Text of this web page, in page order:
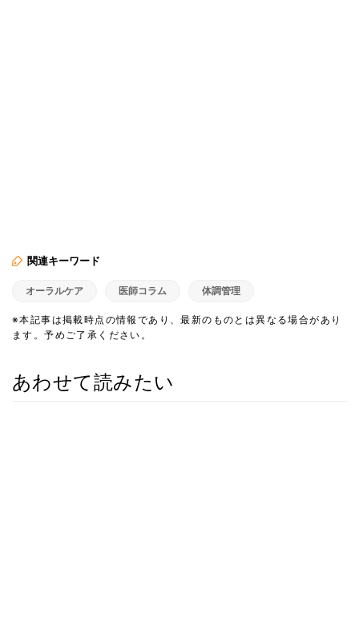
関連キーワード
オーラルケア 医師コラム 体調管理
※本記事は掲載時点の情報であり、最新のものとは異なる場合があり
ます。予めご了承ください。
あわせて読みたい